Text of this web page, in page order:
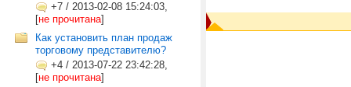
+7 / 2013-02-08 15:24:03,
[не прочитана]
Как установить план продаж
торговому представителю?
+4 / 2013-07-22 23:42:28,
[не прочитана]